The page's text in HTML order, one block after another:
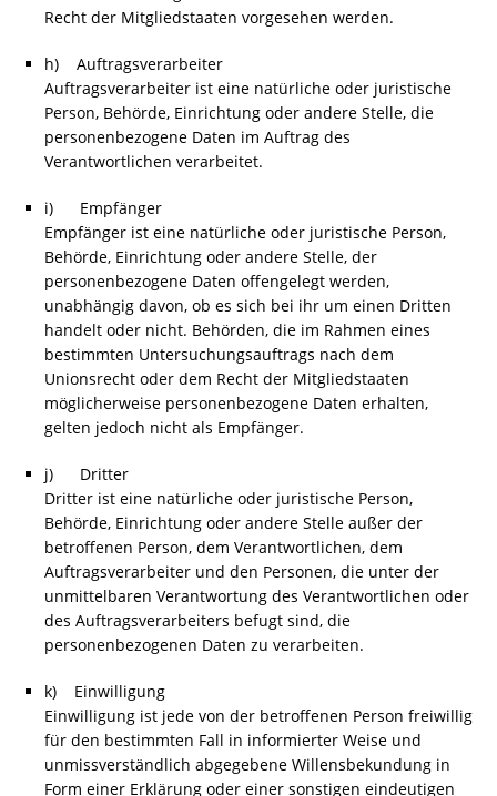
Recht der Mitgliedstaaten vorgesehen werden.
h) Auftragsverarbeiter
Auftragsverarbeiter ist eine natürliche oder juristische
Person, Behörde, Einrichtung oder andere Stelle, die
personenbezogene Daten im Auftrag des
Verantwortlichen verarbeitet.
i) Empfänger
Empfänger ist eine natürliche oder juristische Person,
Behörde, Einrichtung oder andere Stelle, der
personenbezogene Daten offengelegt werden,
unabhängig davon, ob es sich bei ihr um einen Dritten
handelt oder nicht. Behörden, die im Rahmen eines
bestimmten Untersuchungsauftrags nach dem
Unionsrecht oder dem Recht der Mitgliedstaaten
möglicherweise personenbezogene Daten erhalten,
gelten jedoch nicht als Empfänger.
j) Dritter
Dritter ist eine natürliche oder juristische Person,
Behörde, Einrichtung oder andere Stelle außer der
betroffenen Person, dem Verantwortlichen, dem
Auftragsverarbeiter und den Personen, die unter der
unmittelbaren Verantwortung des Verantwortlichen oder
des Auftragsverarbeiters befugt sind, die
personenbezogenen Daten zu verarbeiten.
k) Einwilligung
Einwilligung ist jede von der betroffenen Person freiwillig
für den bestimmten Fall in informierter Weise und
unmissverständlich abgegebene Willensbekundung in
Form einer Erklärung oder einer sonstigen eindeutigen